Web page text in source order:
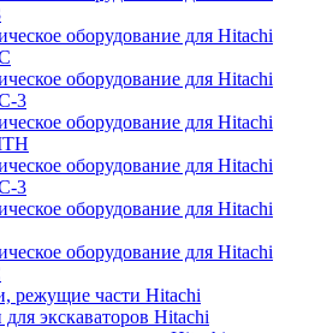
оборудование для Hitachi
оборудование для Hitachi
3
оборудование для Hitachi
оборудование для Hitachi
3
оборудование для Hitachi
оборудование для Hitachi
режущие части Hitachi
экскаваторов Hitachi